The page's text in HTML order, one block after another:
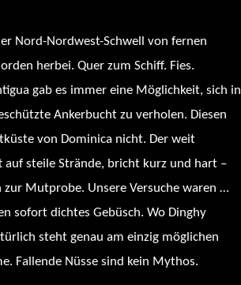
Nord-Nordwest-Schwell von fernen
herbei. Quer zum Schiff. Fies.
gab es immer eine Möglichkeit, sich in
Ankerbucht zu verholen. Diesen
von Dominica nicht. Der weit
auf steile Strände, bricht kurz und hart –
zur Mutprobe. Unsere Versuche waren …
sofort dichtes Gebüsch. Wo Dinghy
steht genau am einzig möglichen
Fallende Nüsse sind kein Mythos.